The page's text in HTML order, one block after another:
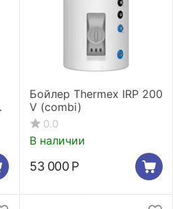
Бойлер Thermex IRP 200
V (combi)
0.0
В наличии
53 000 Р